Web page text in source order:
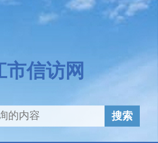
市信访网
搜索